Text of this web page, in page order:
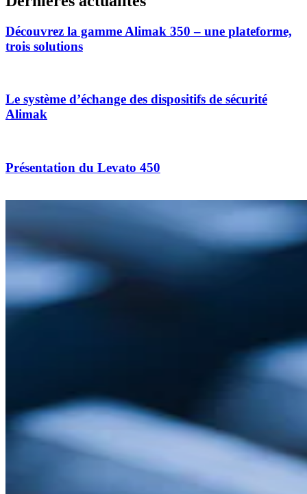
Découvrez la gamme Alimak 350 – une plateforme,
trois solutions
Le système d’échange des dispositifs de sécurité
Alimak
Présentation du Levato 450